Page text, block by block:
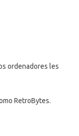
ordenadores les
RetroBytes.